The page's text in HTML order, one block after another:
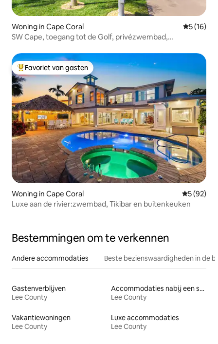
Woning in Cape Coral
5 (16)
SW Cape, toegang tot de Golf, privézwembad,
Topfavoriet van gasten
Favoriet van gasten
Woning in Cape Coral
5 (92)
Luxe aan de rivier:zwembad, Tikibar en buitenkeuken
Bestemmingen om te verkennen
Andere accommodaties Beste bezienswaardigheden in de
Gastenverblijven
Lee County
Accommodaties nabij een strand
Lee County
Vakantiewoningen
Lee County
Luxe accommodaties
Lee County